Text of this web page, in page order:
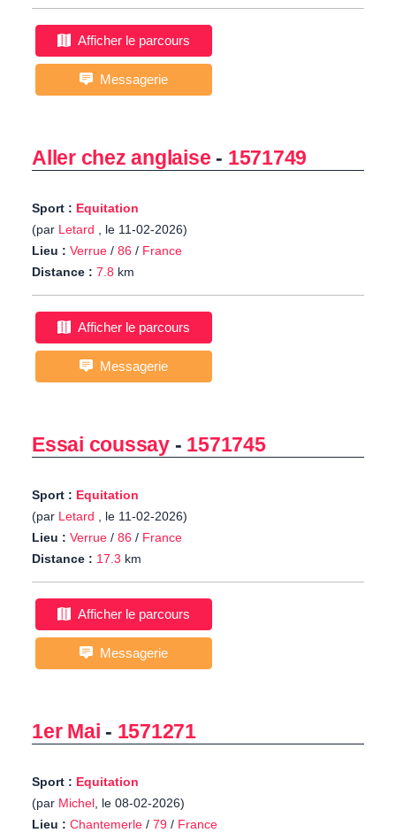
Afficher le parcours
Messagerie
Aller chez anglaise - 1571749
Sport : Equitation
(par Letard , le 11-02-2026)
Lieu : Verrue / 86 / France
Distance : 7.8 km
Afficher le parcours
Messagerie
Essai coussay- 1571745
Sport : Equitation
(par Letard , le 11-02-2026)
Lieu : Verrue / 86 / France
Distance : 17.3 km
Afficher le parcours
Messagerie
1er Mai - 1571271
Sport : Equitation
(par Michel, le 08-02-2026)
Lieu : Chantemerle / 79 / France